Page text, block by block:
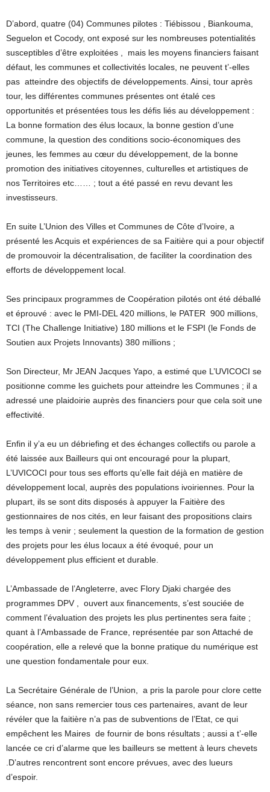
D’abord, quatre (04) Communes pilotes : Tiébissou , Biankouma,
Seguelon et Cocody, ont exposé sur les nombreuses potentialités
susceptibles d’être exploitées , mais les moyens financiers faisant
défaut, les communes et collectivités locales, ne peuvent t’-elles
pas atteindre des objectifs de développements. Ainsi, tour après
tour, les différentes communes présentes ont étalé ces
opportunités et présentées tous les défis liés au développement :
La bonne formation des élus locaux, la bonne gestion d’une
commune, la question des conditions socio-économiques des
jeunes, les femmes au cœur du développement, de la bonne
promotion des initiatives citoyennes, culturelles et artistiques de
nos Territoires etc…… ; tout a été passé en revu devant les
investisseurs.
En suite L’Union des Villes et Communes de Côte d’Ivoire, a
présenté les Acquis et expériences de sa Faitière qui a pour objectif
de promouvoir la décentralisation, de faciliter la coordination des
efforts de développement local.
Ses principaux programmes de Coopération pilotés ont été déballé
et éprouvé : avec le PMI-DEL 420 millions, le PATER 900 millions,
TCI (The Challenge Initiative) 180 millions et le FSPI (le Fonds de
Soutien aux Projets Innovants) 380 millions ;
Son Directeur, Mr JEAN Jacques Yapo, a estimé que L’UVICOCI se
positionne comme les guichets pour atteindre les Communes ; il a
adressé une plaidoirie auprès des financiers pour que cela soit une
effectivité.
Enfin il y’a eu un débriefing et des échanges collectifs ou parole a
été laissée aux Bailleurs qui ont encouragé pour la plupart,
L’UVICOCI pour tous ses efforts qu’elle fait déjà en matière de
développement local, auprès des populations ivoiriennes. Pour la
plupart, ils se sont dits disposés à appuyer la Faitière des
gestionnaires de nos cités, en leur faisant des propositions clairs
les temps à venir ; seulement la question de la formation de gestion
des projets pour les élus locaux a été évoqué, pour un
développement plus efficient et durable.
L’Ambassade de l’Angleterre, avec Flory Djaki chargée des
programmes DPV , ouvert aux financements, s’est souciée de
comment l’évaluation des projets les plus pertinentes sera faite ;
quant à l’Ambassade de France, représentée par son Attaché de
coopération, elle a relevé que la bonne pratique du numérique est
une question fondamentale pour eux.
La Secrétaire Générale de l’Union, a pris la parole pour clore cette
séance, non sans remercier tous ces partenaires, avant de leur
révéler que la faitière n’a pas de subventions de l’Etat, ce qui
empêchent les Maires de fournir de bons résultats ; aussi a t’-elle
lancée ce cri d’alarme que les bailleurs se mettent à leurs chevets
.D’autres rencontrent sont encore prévues, avec des lueurs
d’espoir.